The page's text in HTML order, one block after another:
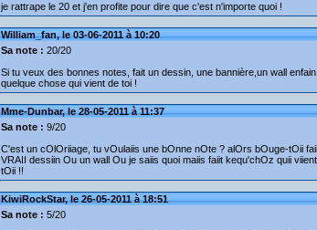
je rattrape le 20 et j'en profite pour dire que c'est n'importe quoi !
William_fan, le 03-06-2011 à 10:20
Sa note : 20/20
Si tu veux des bonnes notes, fait un dessin, une bannière,un wall enfain
quelque chose qui vient de toi !
Mme-Dunbar, le 28-05-2011 à 11:37
Sa note : 9/20
C'est un cOlOriiage, tu vOulaiis une bOnne nOte ? alOrs bOuge-tOii
VRAII dessiin Ou un wall Ou je saiis quoi maiis faiit kequ'chOz quii
tOii !!
KiwiRockStar, le 26-05-2011 à 18:51
Sa note : 5/20